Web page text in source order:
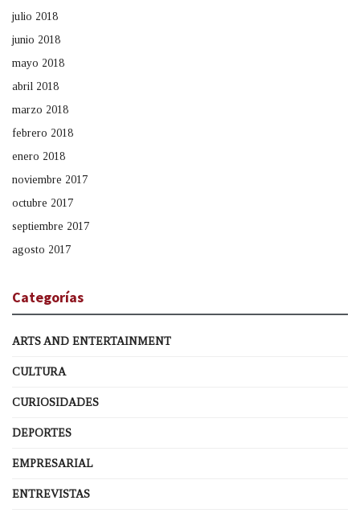
julio 2018
junio 2018
mayo 2018
abril 2018
marzo 2018
febrero 2018
enero 2018
noviembre 2017
octubre 2017
septiembre 2017
agosto 2017
Categorías
ARTS AND ENTERTAINMENT
CULTURA
CURIOSIDADES
DEPORTES
EMPRESARIAL
ENTREVISTAS